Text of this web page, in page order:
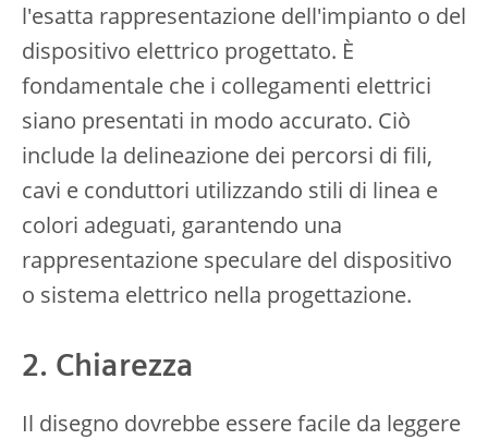
l'esatta rappresentazione dell'impianto o del
dispositivo elettrico progettato. È
fondamentale che i collegamenti elettrici
siano presentati in modo accurato. Ciò
include la delineazione dei percorsi di fili,
cavi e conduttori utilizzando stili di linea e
colori adeguati, garantendo una
rappresentazione speculare del dispositivo
o sistema elettrico nella progettazione.
2. Chiarezza
Il disegno dovrebbe essere facile da leggere